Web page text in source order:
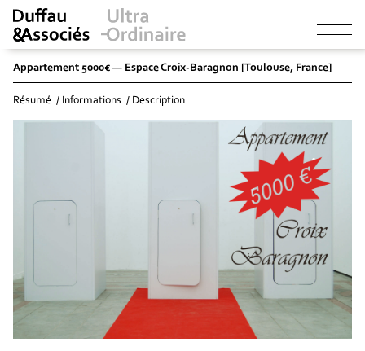
Appartement 5000€ — Espace Croix-Baragnon [Toulouse, France]
Résumé Informations Description